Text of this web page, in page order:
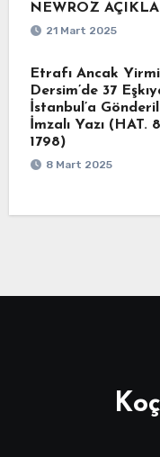
NEWROZ
21 Mart 2025
Etrafı Ancak
Dersim’de 37
İstanbul’a
İmzalı Yazı (HAT.
1798)
8 Mart 2025